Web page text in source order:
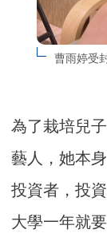
曹雨婷受
為了栽培兒
藝人，她本
投資者，投
大學一年就